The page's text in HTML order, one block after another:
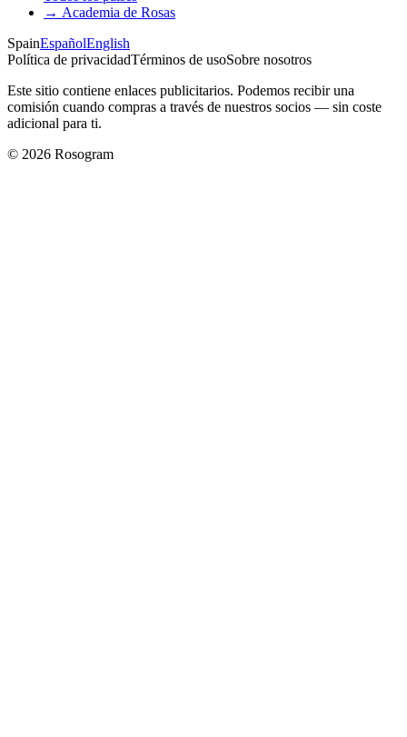
→ Academia de Rosas
SpainEspañolEnglish
Política de privacidadTérminos de usoSobre nosotros
Este sitio contiene enlaces publicitarios. Podemos recibir una
comisión cuando compras a través de nuestros socios — sin coste
adicional para ti.
© 2026 Rosogram